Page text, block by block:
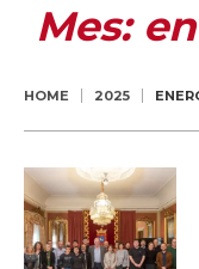
Mes:
HOME 2025